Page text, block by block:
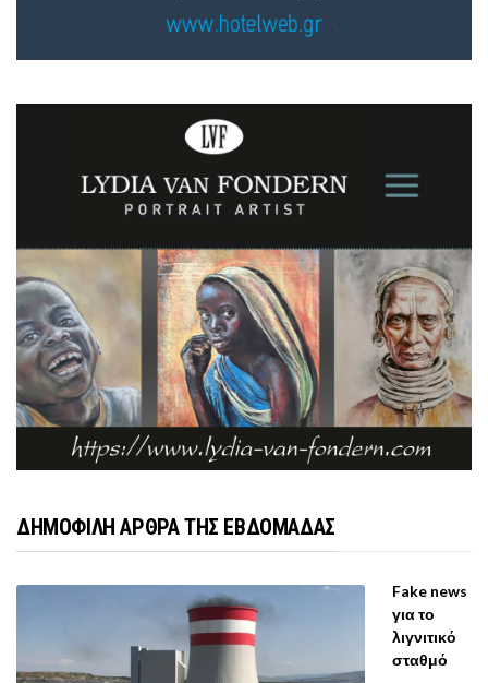
ΔΗΜΟΦΙΛΗ ΑΡΘΡΑ ΤΗΣ ΕΒΔΟΜΑΔΑΣ
Fake news
για το
λιγνιτικό
σταθμό